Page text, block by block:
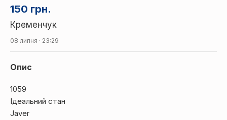
150 грн.
Кременчук
08 липня · 23:29
Опис
1059
Ідеальний стан
Javer